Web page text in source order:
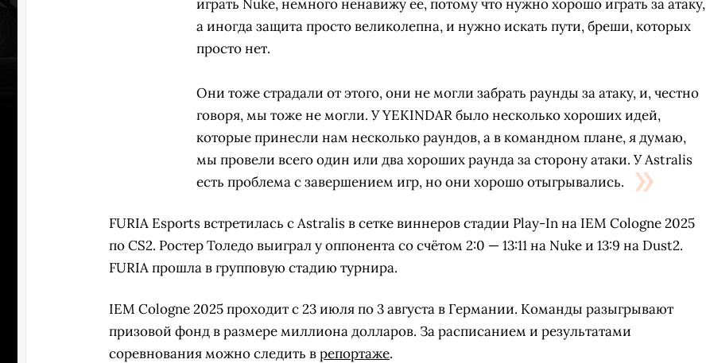
играть Nuke, немного ненавижу ее, потому что нужно хорошо играть за атаку,
а иногда защита просто великолепна, и нужно искать пути, бреши, которых
просто нет.
Они тоже страдали от этого, они не могли забрать раунды за атаку, и, честно
говоря, мы тоже не могли. У YEKINDAR было несколько хороших идей,
которые принесли нам несколько раундов, а в командном плане, я думаю,
мы провели всего один или два хороших раунда за сторону атаки. У Astralis
есть проблема с завершением игр, но они хорошо отыгрывались.
FURIA Esports встретилась с Astralis в сетке виннеров стадии Play-In на IEM Cologne 2025
по CS2. Ростер Толедо выиграл у оппонента со счётом 2:0 — 13:11 на Nuke и 13:9 на Dust2.
FURIA прошла в групповую стадию турнира.
IEM Cologne 2025 проходит с 23 июля по 3 августа в Германии. Команды разыгрывают
призовой фонд в размере миллиона долларов. За расписанием и результатами
соревнования можно следить врепортаже.
ПЕРЕЙТИ
СКАЧАТЬ НА